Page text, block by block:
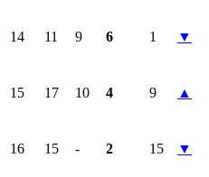
14 11 9 6 1 ▼
15 17 10 4 9 ▲
16 15 - 2 15 ▼